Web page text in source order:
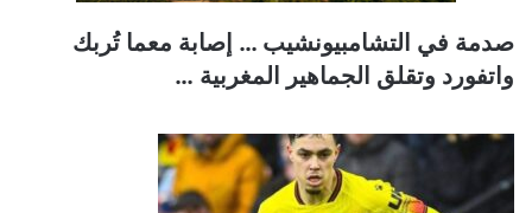
صدمة في التشامبيونشيب … إصابة معما تُربك
واتفورد وتقلق الجماهير المغربية …